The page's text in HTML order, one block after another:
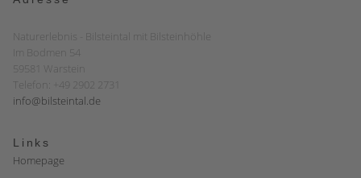
Naturerlebnis - Bilsteintal mit Bilsteinhöhle
Im Bodmen 54
59581 Warstein
Telefon: +49 2902 2731
info@bilsteintal.de
Links
Homepage